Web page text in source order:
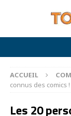
ACCUEIL
connus des comics !
Les 20